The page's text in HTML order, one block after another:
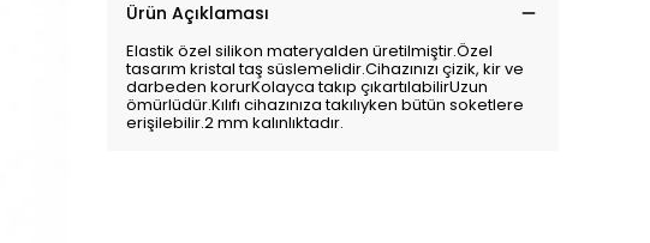
Ürün Açıklaması
Elastik özel silikon materyalden üretilmiştir.Özel
tasarım kristal taş süslemelidir.Cihazınızı çizik, kir ve
darbeden korurKolayca takıp çıkartılabilirUzun
ömürlüdür.Kılıfı cihazınıza takılıyken bütün soketlere
erişilebilir.2 mm kalınlıktadır.